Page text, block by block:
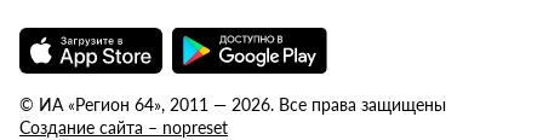
© ИА «Регион 64», 2011 — 2026. Все права защищены
Создание сайта – nopreset